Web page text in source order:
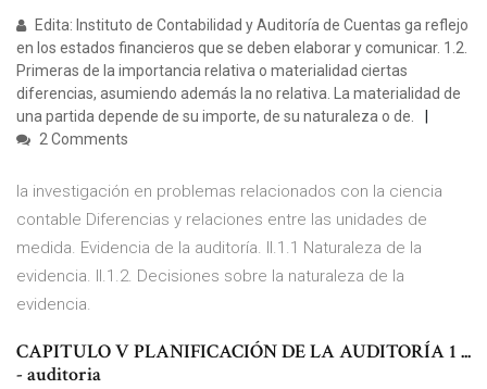
Edita: Instituto de Contabilidad y Auditoría de Cuentas ga reflejo
en los estados financieros que se deben elaborar y comunicar. 1.2.
Primeras de la importancia relativa o materialidad ciertas
diferencias, asumiendo además la no relativa. La materialidad de
una partida depende de su importe, de su naturaleza o de.
2 Comments
la investigación en problemas relacionados con la ciencia
contable Diferencias y relaciones entre las unidades de
medida. Evidencia de la auditoría. II.1.1 Naturaleza de la
evidencia. II.1.2. Decisiones sobre la naturaleza de la
evidencia.
CAPITULO V PLANIFICACIÓN DE LA AUDITORÍA 1 ...
- auditoria